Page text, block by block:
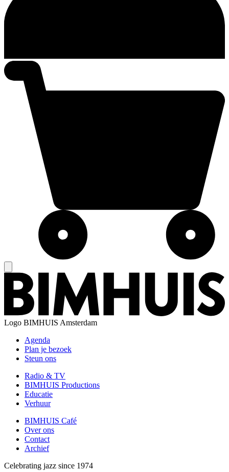
Logo BIMHUIS Amsterdam
Agenda
Plan je bezoek
Steun ons
Radio & TV
BIMHUIS Productions
Educatie
Verhuur
BIMHUIS Café
Over ons
Contact
Archief
Celebrating jazz since 1974